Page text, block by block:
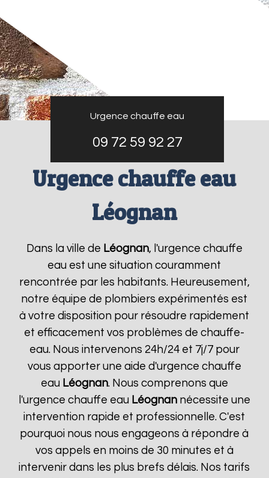
Urgence chauffe eau
09 72 59 92 27
Urgence chauffe eau
Léognan
Dans la ville de Léognan, l'urgence chauffe
eau est une situation couramment
rencontrée par les habitants. Heureusement,
notre équipe de plombiers expérimentés est
à votre disposition pour résoudre rapidement
et efficacement vos problèmes de chauffe-
eau. Nous intervenons 24h/24 et 7j/7 pour
vous apporter une aide d'urgence chauffe
eau Léognan. Nous comprenons que
l'urgence chauffe eau Léognannécessite une
intervention rapide et professionnelle. C'est
pourquoi nous nous engageons à répondre à
vos appels en moins de 30 minutes et à
intervenir dans les plus brefs délais. Nos tarifs